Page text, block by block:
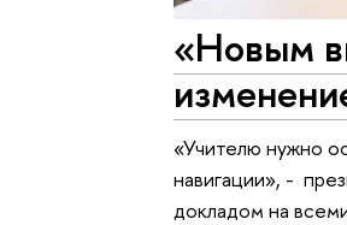
«Новым
«Учителю нужно
навигации», -
докладом на